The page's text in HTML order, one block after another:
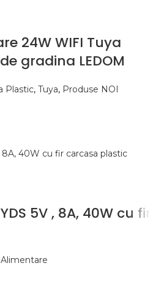
24W WIFI Tuya
gradina LEDOM
Plastic, Tuya, Produse NOI
5V , 8A, 40W cu fir